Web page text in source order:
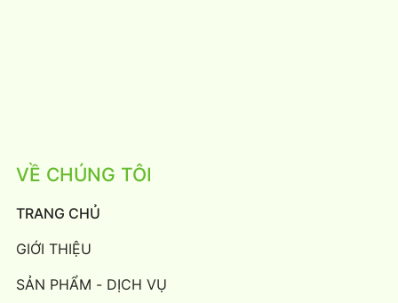
VỀ CHÚNG TÔI
TRANG CHỦ
GIỚI THIỆU
SẢN PHẨM - DỊCH VỤ